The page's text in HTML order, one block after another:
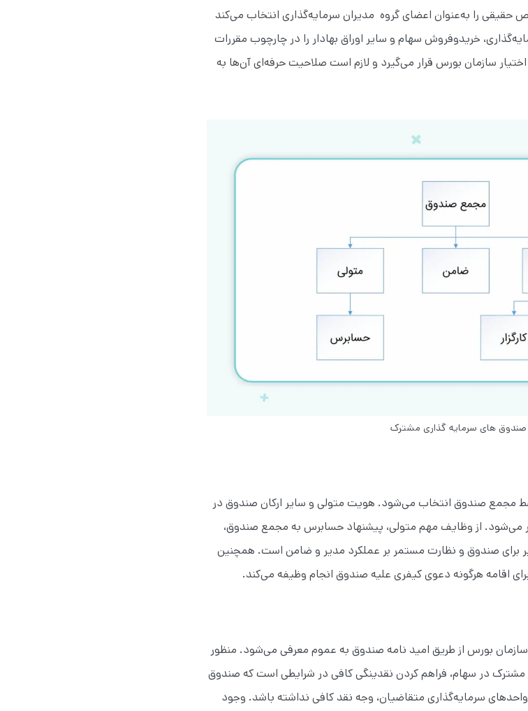
را به‌عنوان اعضای گروه مدیران سرمایه‌گذاری انتخاب می‌کند
خریدوفروش سهام و سایر اوراق بهادار را در چارچوب مقررات
سازمان بورس قرار می‌گیرد و لازم است صلاحیت حرفه‌ای آن‌ها به
صندوق های سرمایه گذاری مشترک
مجمع صندوق انتخاب می‌شود. هویت متولی و سایر ارکان صندوق در
می‌شود. از وظایف مهم متولی، پیشنهاد حسابرس به مجمع صندوق‌،
برای صندوق‌ و نظارت مستمر بر عملکرد مدیر و ضامن است. همچنین
اقامه هرگونه دعوی کیفری علیه صندوق انجام ‌وظیفه می‌کند.‌
بورس از طریق امید نامه صندوق‌ به عموم معرفی می‌شود. منظور
در سهام، فراهم کردن نقدینگی کافی در شرایطی است که صندوق
سرمایه‌گذاری متقاضیان، وجه نقد کافی نداشته باشد. وجود